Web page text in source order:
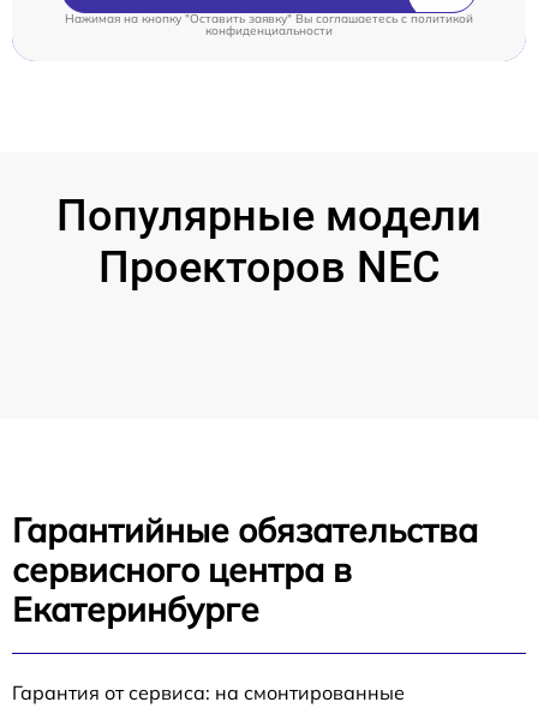
Нажимая на кнопку "Оставить заявку" Вы соглашаетесь cполитикой
конфиденциальности
Популярные модели
Проекторов NEC
Гарантийные обязательства
сервисного центра в
Екатеринбурге
Гарантия от сервиса: на смонтированные